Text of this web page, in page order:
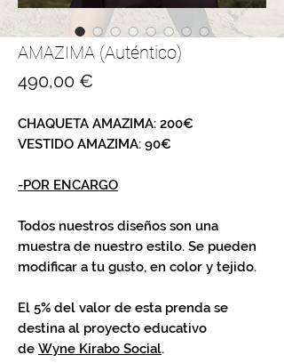
AMAZIMA (Auténtico)
490,00 €
CHAQUETA AMAZIMA: 200€
VESTIDO AMAZIMA: 90€
-POR ENCARGO
Todos nuestros diseños son una
muestra de nuestro estilo. Se pueden
modificar a tu gusto, en color y tejido.
El 5% del valor de esta prenda se
destina al proyecto educativo
de Wyne Kirabo Social.